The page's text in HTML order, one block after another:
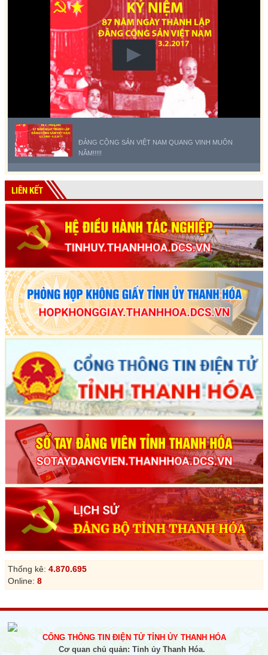
ĐẢNG CỘNG SẢN VIỆT NAM QUANG VINH MUÔN
NĂM!!!!!
LIÊN KẾT
Thống kê: 4.870.695
Online: 8
CỔNG THÔNG TIN ĐIỆN TỬ TỈNH ỦY THANH HÓA
Cơ quan chủ quản: Tỉnh ủy Thanh Hóa.